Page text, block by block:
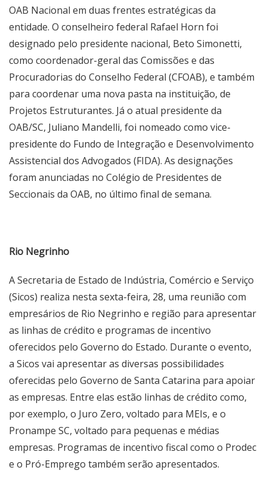
OAB Nacional em duas frentes estratégicas da
entidade. O conselheiro federal Rafael Horn foi
designado pelo presidente nacional, Beto Simonetti,
como coordenador-geral das Comissões e das
Procuradorias do Conselho Federal (CFOAB), e também
para coordenar uma nova pasta na instituição, de
Projetos Estruturantes. Já o atual presidente da
OAB/SC, Juliano Mandelli, foi nomeado como vice-
presidente do Fundo de Integração e Desenvolvimento
Assistencial dos Advogados (FIDA). As designações
foram anunciadas no Colégio de Presidentes de
Seccionais da OAB, no último final de semana.
Rio Negrinho
A Secretaria de Estado de Indústria, Comércio e Serviço
(Sicos) realiza nesta sexta-feira, 28, uma reunião com
empresários de Rio Negrinho e região para apresentar
as linhas de crédito e programas de incentivo
oferecidos pelo Governo do Estado. Durante o evento,
a Sicos vai apresentar as diversas possibilidades
oferecidas pelo Governo de Santa Catarina para apoiar
as empresas. Entre elas estão linhas de crédito como,
por exemplo, o Juro Zero, voltado para MEIs, e o
Pronampe SC, voltado para pequenas e médias
empresas. Programas de incentivo fiscal como o Prodec
e o Pró-Emprego também serão apresentados.